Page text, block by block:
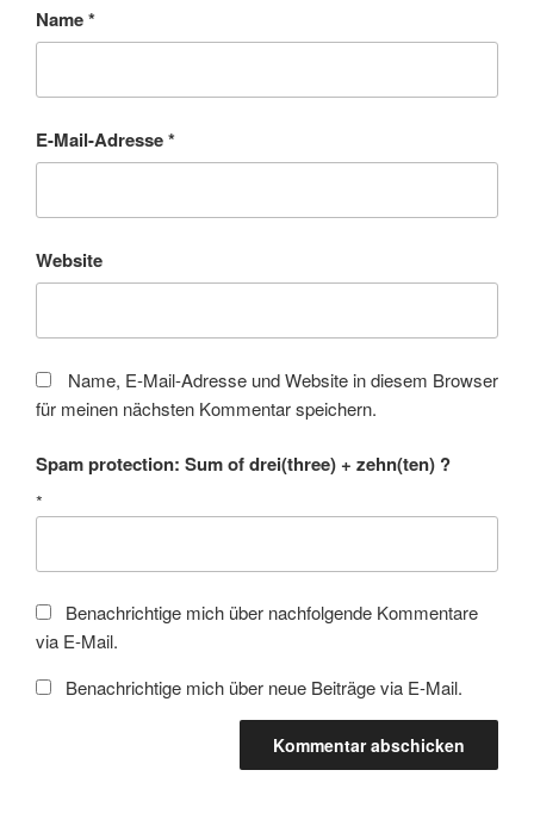
Name*
E-Mail-Adresse*
Website
Name, E-Mail-Adresse und Website in diesem Browser
für meinen nächsten Kommentar speichern.
Spam protection: Sum of drei(three) + zehn(ten) ?
*
Benachrichtige mich über nachfolgende Kommentare
via E-Mail.
Benachrichtige mich über neue Beiträge via E-Mail.